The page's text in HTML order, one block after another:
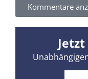
Kommentare